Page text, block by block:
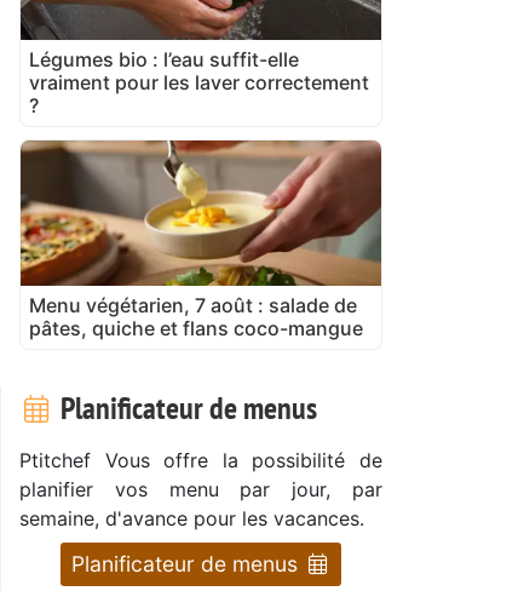
Légumes bio : l’eau suffit-elle
vraiment pour les laver correctement
?
Menu végétarien, 7 août : salade de
pâtes, quiche et flans coco-mangue
Planificateur de menus
Ptitchef Vous offre la possibilité de
planifier vos menu par jour, par
semaine, d'avance pour les vacances.
Planificateur de menus